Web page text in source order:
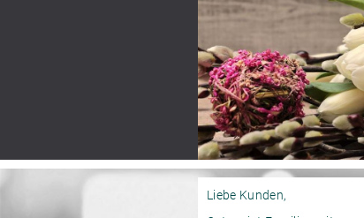
Liebe Kunden,